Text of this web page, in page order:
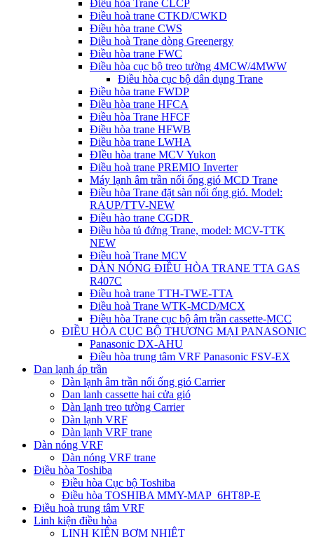
Điều hòa Trane CLCP
Điều hoà trane CTKD/CWKD
Điều hòa trane CWS
Điều hoà Trane dòng Greenergy
Điều hòa trane FWC
Điều hòa cục bộ treo tường 4MCW/4MWW
Điều hòa cục bộ dân dụng Trane
Điều hòa trane FWDP
Điều hòa trane HFCA
Điều hòa Trane HFCF
Điều hòa trane HFWB
Điều hòa trane LWHA
ĐIều hòa trane MCV Yukon
Điều hoà trane PREMIO Inverter
Máy lạnh âm trần nối ống gió MCD Trane
Điều hòa Trane đặt sàn nối ống gió. Model:
RAUP/TTV-NEW
Điều hào trane CGDR
Điều hòa tủ đứng Trane, model: MCV-TTK
NEW
Điều hoà Trane MCV
DÀN NÓNG ĐIỀU HÒA TRANE TTA GAS
R407C
Điều hoà trane TTH-TWE-TTA
Điều hoà Trane WTK-MCD/MCX
Điều hòa Trane cục bộ âm trần cassette-MCC
ĐIỀU HÒA CỤC BỘ THƯƠNG MẠI PANASONIC
Panasonic DX-AHU
Điều hòa trung tâm VRF Panasonic FSV-EX
Dan lạnh áp trần
Dàn lạnh âm trần nối ống gió Carrier
Dan lanh cassette hai cửa gió
Dàn lạnh treo tường Carrier
Dàn lạnh VRF
Dàn lạnh VRF trane
Dàn nóng VRF
Dàn nóng VRF trane
Điều hòa Toshiba
Điều hòa Cục bộ Toshiba
Điều hòa TOSHIBA MMY-MAP_6HT8P-E
Điều hoà trung tâm VRF
Linh kiện điều hòa
LINH KIỆN BƠM NHIỆT